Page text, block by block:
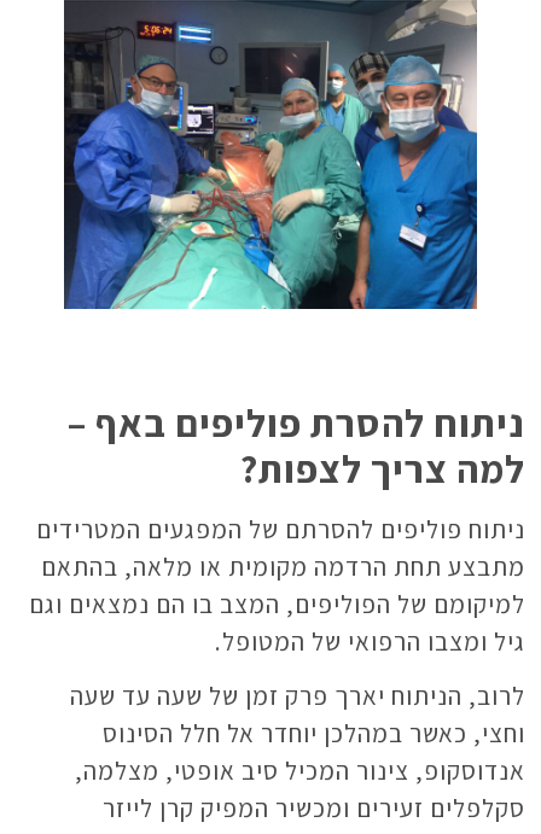
ניתוח להסרת פוליפים באף –
למה צריך לצפות?
ניתוח פוליפים להסרתם של המפגעים המטרידים
מתבצע תחת הרדמה מקומית או מלאה, בהתאם
למיקומם של הפוליפים, המצב בו הם נמצאים וגם
גיל ומצבו הרפואי של המטופל.
לרוב, הניתוח יארך פרק זמן של שעה עד שעה
וחצי, כאשר במהלכן יוחדר אל חלל הסינוס
אנדוסקופ, צינור המכיל סיב אופטי, מצלמה,
סקלפלים זעירים ומכשיר המפיק קרן לייזר